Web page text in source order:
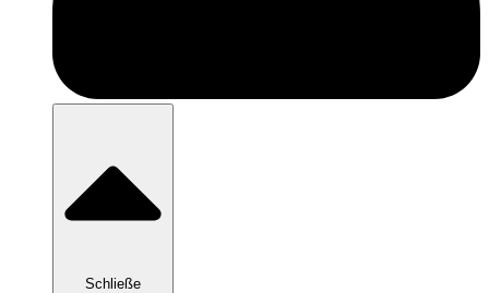
Schließe